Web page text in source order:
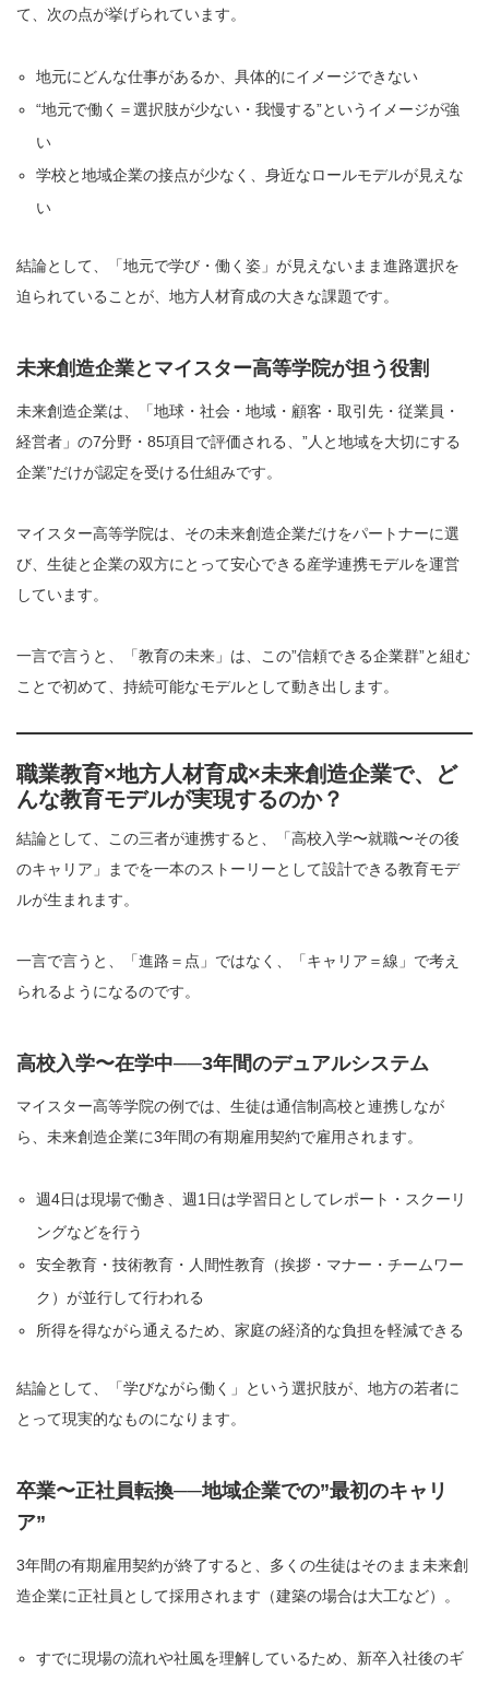
て、次の点が挙げられています。
地元にどんな仕事があるか、具体的にイメージできない
“地元で働く＝選択肢が少ない・我慢する”というイメージが強
い
学校と地域企業の接点が少なく、身近なロールモデルが見えな
い
結論として、「地元で学び・働く姿」が見えないまま進路選択を
迫られていることが、地方人材育成の大きな課題です。
未来創造企業とマイスター高等学院が担う役割
未来創造企業は、「地球・社会・地域・顧客・取引先・従業員・
経営者」の7分野・85項目で評価される、”人と地域を大切にする
企業”だけが認定を受ける仕組みです。
マイスター高等学院は、その未来創造企業だけをパートナーに選
び、生徒と企業の双方にとって安心できる産学連携モデルを運営
しています。
一言で言うと、「教育の未来」は、この”信頼できる企業群”と組む
ことで初めて、持続可能なモデルとして動き出します。
職業教育×地方人材育成×未来創造企業で、ど
んな教育モデルが実現するのか？
結論として、この三者が連携すると、「高校入学〜就職〜その後
のキャリア」までを一本のストーリーとして設計できる教育モデ
ルが生まれます。
一言で言うと、「進路＝点」ではなく、「キャリア＝線」で考え
られるようになるのです。
高校入学〜在学中──3年間のデュアルシステム
マイスター高等学院の例では、生徒は通信制高校と連携しなが
ら、未来創造企業に3年間の有期雇用契約で雇用されます。
週4日は現場で働き、週1日は学習日としてレポート・スクーリ
ングなどを行う
安全教育・技術教育・人間性教育（挨拶・マナー・チームワー
ク）が並行して行われる
所得を得ながら通えるため、家庭の経済的な負担を軽減できる
結論として、「学びながら働く」という選択肢が、地方の若者に
とって現実的なものになります。
卒業〜正社員転換──地域企業での”最初のキャリ
ア”
3年間の有期雇用契約が終了すると、多くの生徒はそのまま未来創
造企業に正社員として採用されます（建築の場合は大工など）。
すでに現場の流れや社風を理解しているため、新卒入社後のギ